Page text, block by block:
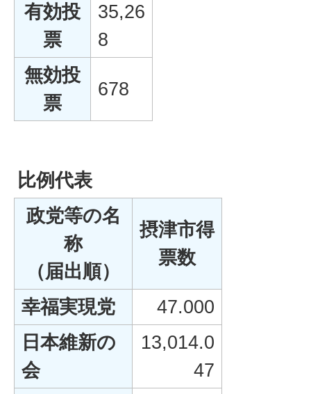
有効投
票
35,26
8
無効投
票
678
比例代表
政党等の名
称
（届出順）
摂津市得
票数
幸福実現党
47.000
日本維新の
会
13,014.0
47